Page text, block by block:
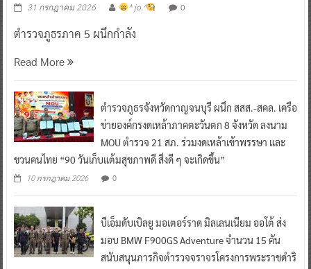
31 กรกฎาคม 2026 ^ jo ^ 0
ตำรวจภูธรภาค 5 ผนึกกำลัง
Read More
ตำรวจภูธรจังหวัดกาญจนบุรี ผนึก สสส.-สคล. เครือ
ข่ายองค์กรงดเหล้าภาคตะวันตก 8 จังหวัด ลงนาม
MOU ตำรวจ 21 สภ. ร่วมงดเหล้าเข้าพรรษา และ
ชวนคนไทย “90 วันเก็บแต้มสุขภาพดี สิ่งดี ๆ จะเกิดขึ้น”
10 กรกฎาคม 2026 0
บีเอ็มดับเบิลยู มอเตอร์ราด มิลเลนเนียม ออโต้ ส่ง
มอบ BMW F900GS Adventure จำนวน 15 คัน
สนับสนุนภารกิจตำรวจจราจรโครงการพระราชดำริ